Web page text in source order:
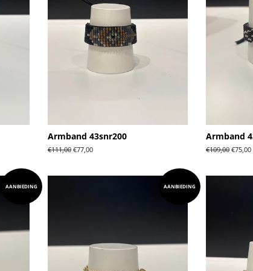
Armband 43snr200
Normale
€111,00 Aanbiedingsprijs
€77,00
Armband
Normale
€109,00 €75,00
AANBIEDING AANBIEDING